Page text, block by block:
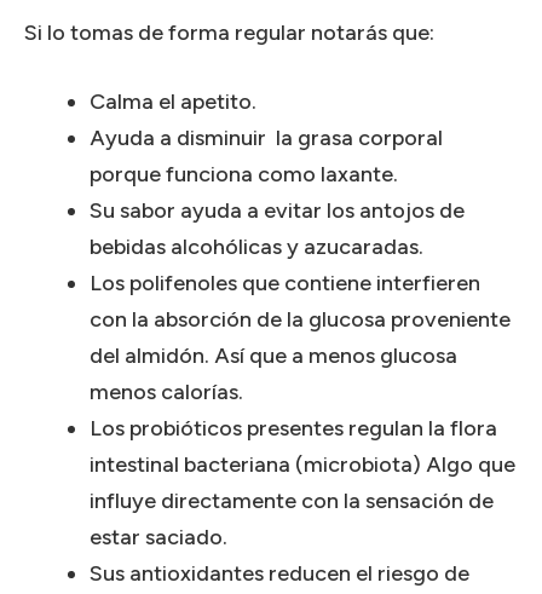
Si lo tomas de forma regular notarás que:
Calma el apetito.
Ayuda a disminuir la grasa corporal
porque funciona como laxante.
Su sabor ayuda a evitar los antojos de
bebidas alcohólicas y azucaradas.
Los polifenoles que contiene interfieren
con la absorción de la glucosa proveniente
del almidón. Así que a menos glucosa
menos calorías.
Los probióticos presentes regulan la flora
intestinal bacteriana (microbiota) Algo que
influye directamente con la sensación de
estar saciado.
Sus antioxidantes reducen el riesgo de